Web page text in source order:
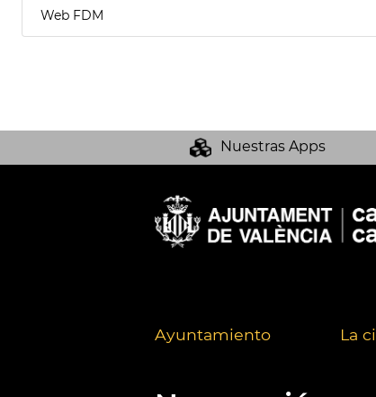
Web FDM
Nuestras Apps
Ayuntamiento La